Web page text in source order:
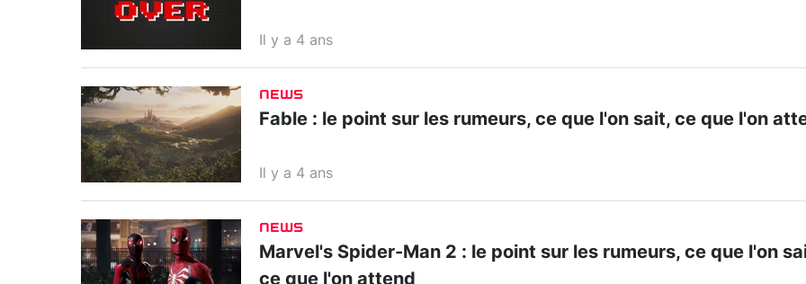
Il y a 4 ans
NEWS
Fable : le point sur les rumeurs, ce que l'on sait, ce que l'on
Il y a 4 ans
NEWS
Marvel's Spider-Man 2 : le point sur les rumeurs, ce que l'on
ce que l'on attend